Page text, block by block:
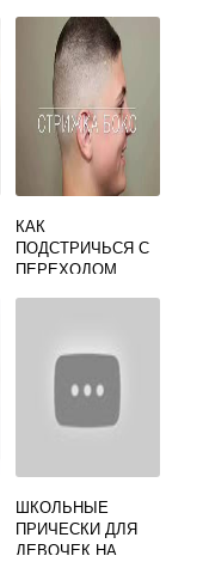
ВОЛОС
КАК
ПОДСТРИЧЬСЯ С
ПЕРЕХОДОМ
ШКОЛЬНЫЕ
ПРИЧЕСКИ ДЛЯ
ДЕВОЧЕК НА